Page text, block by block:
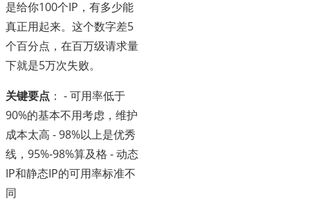
是给你100个IP，有多少能
真正用起来。这个数字差5
个百分点，在百万级请求量
下就是5万次失败。
关键要点 ： - 可用率低于
90%的基本不用考虑，维护
成本太高 - 98%以上是优秀
线，95%-98%算及格 - 动态
IP和静态IP的可用率标准不
同